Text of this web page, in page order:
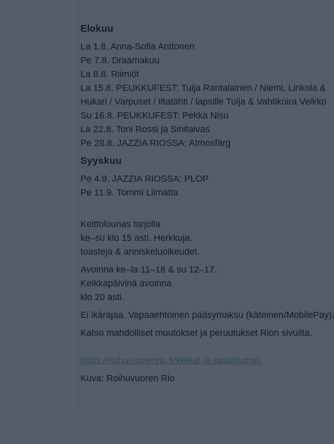
Elokuu
La 1.8. Anna-Sofia Anttonen
Pe 7.8. Draamakuu
La 8.8. Riimiöt
La 15.8. PEUKKUFEST: Tuija Rantalainen / Niemi, Linkola &
Hukari / Varpuset / Iltatähti / lapsille Tuija & Vahtikoira Veikko
Su 16.8. PEUKKUFEST: Pekka Nisu
La 22.8. Toni Rossi ja Sinitaivas
Pe 28.8. JAZZIA RIOSSA: Atmosfärg
Syyskuu
Pe 4.9. JAZZIA RIOSSA: PLOP
Pe 11.9. Tommi Liimatta
Keittolounas tarjolla
ke–su klo 15 asti. Herkkuja,
toasteja & anniskeluoikeudet.
Avoinna ke–la 11–18 & su 12–17.
Keikkapäivinä avoinna
klo 20 asti.
Ei ikärajaa. Vapaaehtoinen pääsymaksu (käteinen/MobilePay).
Katso mahdolliset muutokset ja peruutukset Rion sivuilta.
https://roihuvuorenrio.fi/keikat-ja-tapahtumat/
Kuva: Roihuvuoren Rio